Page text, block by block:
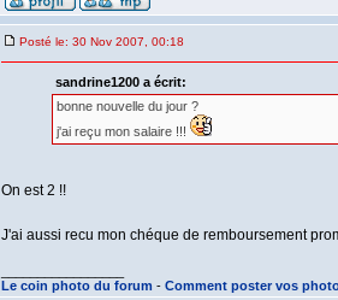
Posté le: 30 Nov 2007, 00:18
sandrine1200 a écrit:
bonne nouvelle du jour ?
j'ai reçu mon salaire !!!
On est 2 !!
J'ai aussi recu mon chéque de remboursement
Le coin photo du forum - Comment poster vos